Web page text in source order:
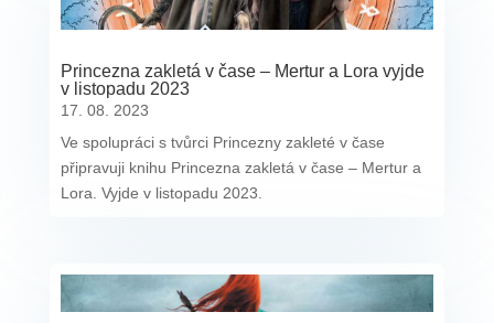
Princezna zakletá v čase – Mertur a Lora vyjde
v listopadu 2023
17. 08. 2023
Ve spolupráci s tvůrci Princezny zakleté v čase
připravuji knihu Princezna zakletá v čase – Mertur a
Lora. Vyjde v listopadu 2023.